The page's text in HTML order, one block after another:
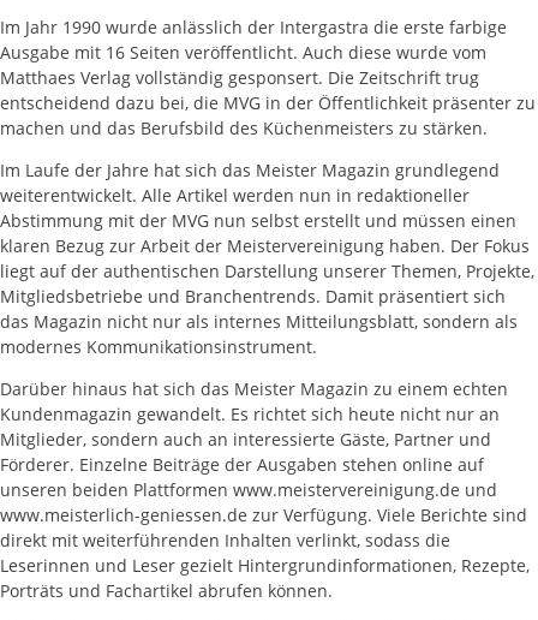
Im Jahr 1990 wurde anlässlich der Intergastra die erste farbige
Ausgabe mit 16 Seiten veröffentlicht. Auch diese wurde vom
Matthaes Verlag vollständig gesponsert. Die Zeitschrift trug
entscheidend dazu bei, die MVG in der Öffentlichkeit präsenter zu
machen und das Berufsbild des Küchenmeisters zu stärken.
Im Laufe der Jahre hat sich das Meister Magazin grundlegend
weiterentwickelt. Alle Artikel werden nun in redaktioneller
Abstimmung mit der MVG nun selbst erstellt und müssen einen
klaren Bezug zur Arbeit der Meistervereinigung haben. Der Fokus
liegt auf der authentischen Darstellung unserer Themen, Projekte,
Mitgliedsbetriebe und Branchentrends. Damit präsentiert sich
das Magazin nicht nur als internes Mitteilungsblatt, sondern als
modernes Kommunikationsinstrument.
Darüber hinaus hat sich das Meister Magazin zu einem echten
Kundenmagazin gewandelt. Es richtet sich heute nicht nur an
Mitglieder, sondern auch an interessierte Gäste, Partner und
Förderer. Einzelne Beiträge der Ausgaben stehen online auf
unseren beiden Plattformen www.meistervereinigung.de und
www.meisterlich-geniessen.de zur Verfügung. Viele Berichte sind
direkt mit weiterführenden Inhalten verlinkt, sodass die
Leserinnen und Leser gezielt Hintergrundinformationen, Rezepte,
Porträts und Fachartikel abrufen können.